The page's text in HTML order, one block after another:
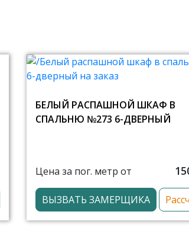
БЕЛЫЙ РАСПАШНОЙ ШКАФ В
СПАЛЬНЮ №273 6-ДВЕРНЫЙ
Цена за пог. метр от
ВЫЗВАТЬ ЗАМЕРЩИКА